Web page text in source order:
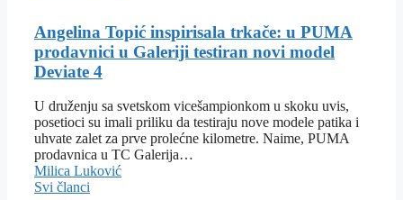
Angelina Topić inspirisala trkače: u PUMA
prodavnici u Galeriji testiran novi model
Deviate 4
U druženju sa svetskom vicešampionkom u skoku uvis,
posetioci su imali priliku da testiraju nove modele patika i
uhvate zalet za prve prolećne kilometre. Naime, PUMA
prodavnica u TC Galerija…
Milica Luković
Svi članci